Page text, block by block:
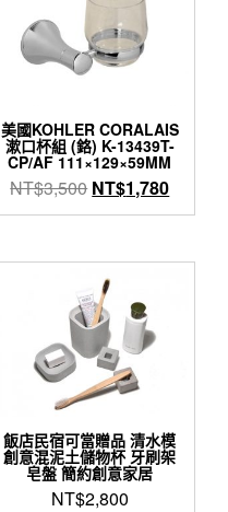
美國KOHLER CORALAIS
漱口杯組 (鉻) K-13439T-
CP/AF 111×129×59MM
NT$3,500 原
始
格：
NT$3,500。
NT$1,780目
前
格：
飯店民宿可當贈品 清水模
創意混泥土儲物杯 牙刷架
皂盤 簡約創意家居
NT$2,800